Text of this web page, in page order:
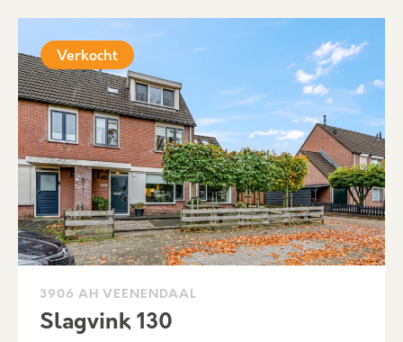
Verkocht
3906 AH VEENENDAAL
Slagvink 130